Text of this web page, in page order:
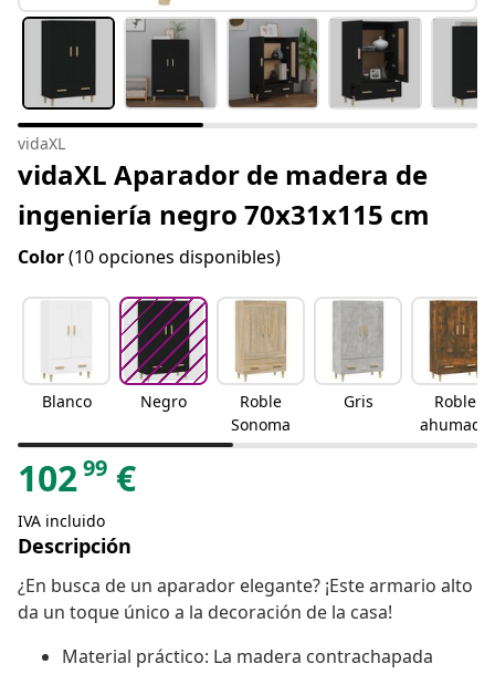
vidaXL
vidaXL Aparador de madera de
ingeniería negro 70x31x115 cm
Color(10 opciones disponibles)
Blanco Negro
Roble
Sonoma
Gris
Roble
ahumado
10299 €
IVA incluido
Descripción
¿En busca de un aparador elegante? ¡Este armario alto
da un toque único a la decoración de la casa!
Material práctico: La madera contrachapada